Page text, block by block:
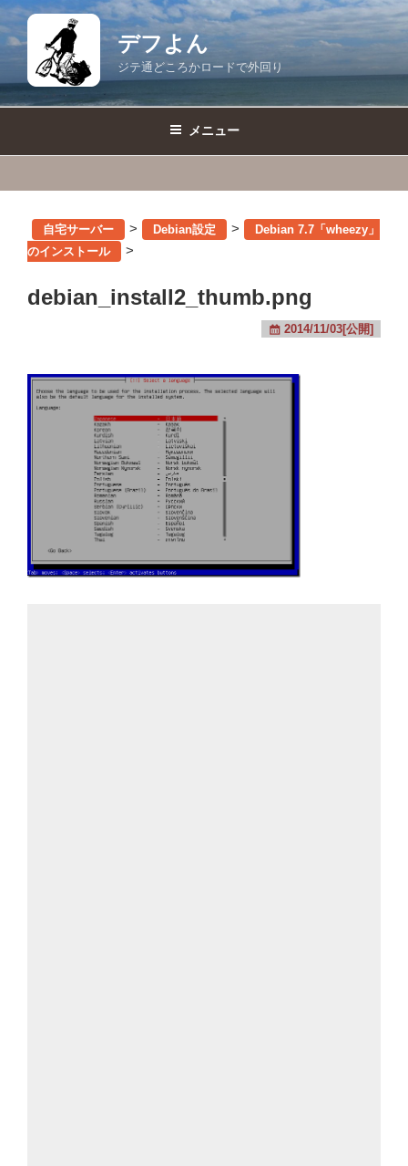
コ
ン
デフよん
ジテ通どころかロードで外回り
メニュー
自宅サーバー > Debian設定 >
Debian 7.7「wheezy」
のインストール
>
debian_install2_thumb.png
2014/11/03[公開]